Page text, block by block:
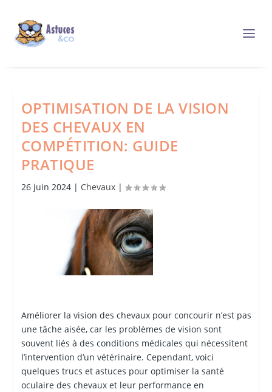
OPTIMISATION DE LA VISION
DES CHEVAUX EN
COMPÉTITION: GUIDE
PRATIQUE
26 juin 2024| Chevaux|
Améliorer la vision des chevaux pour concourir n’est pas
une tâche aisée, car les problèmes de vision sont
souvent liés à des conditions médicales qui nécessitent
l’intervention d’un vétérinaire. Cependant, voici
quelques trucs et astuces pour optimiser la santé
oculaire des chevaux et leur performance en